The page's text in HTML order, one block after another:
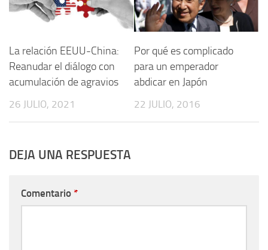
La relación EEUU-China:
Reanudar el diálogo con
acumulación de agravios
26 JULIO, 2021
Por qué es complicado
para un emperador
abdicar en Japón
22 JULIO, 2016
DEJA UNA RESPUESTA
Comentario *